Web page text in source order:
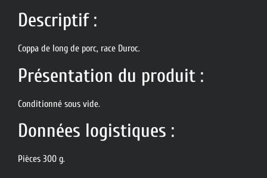
Descriptif :
Coppa de long de porc, race Duroc.
Présentation du produit :
Conditionné sous vide.
Données logistiques :
Pièces 300 g.